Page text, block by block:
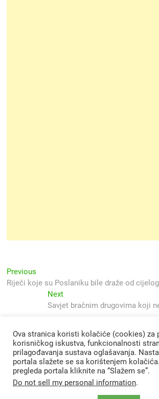
Navigacija
objava
Previous
post:
Riječi koje su Poslaniku bile draže od
NextNext
post:
Savjet bračnim drugovima koji
Ova stranica koristi kolačiće (cookies) za
korisničkog iskustva, funkcionalnosti
prilagođavanja sustava oglašavanja.
portala slažete se sa korištenjem
pregleda portala kliknite na “Slažem se”.
Do not sell my personal information.